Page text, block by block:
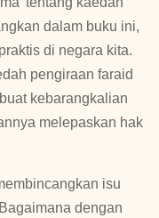
dalam buku ini,
di negara kita.
pengiraan faraid
kebarangkalian
melepaskan hak
isu
dengan